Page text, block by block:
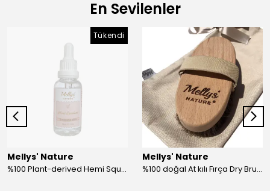
En Sevilenler
Tükendi
Mellys' Nature
%100 Plant-derived Hemi Squalane (Hemi Skualan)
Mellys' Nature
%100 doğal At kılı Fırça Dry Brushing